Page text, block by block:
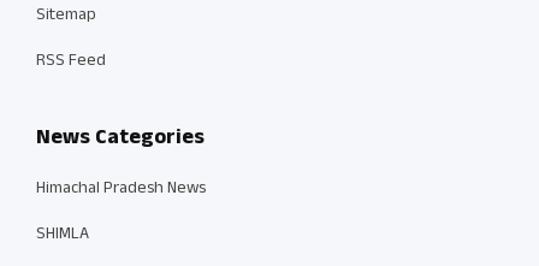
Sitemap
RSS Feed
News Categories
Himachal Pradesh News
SHIMLA